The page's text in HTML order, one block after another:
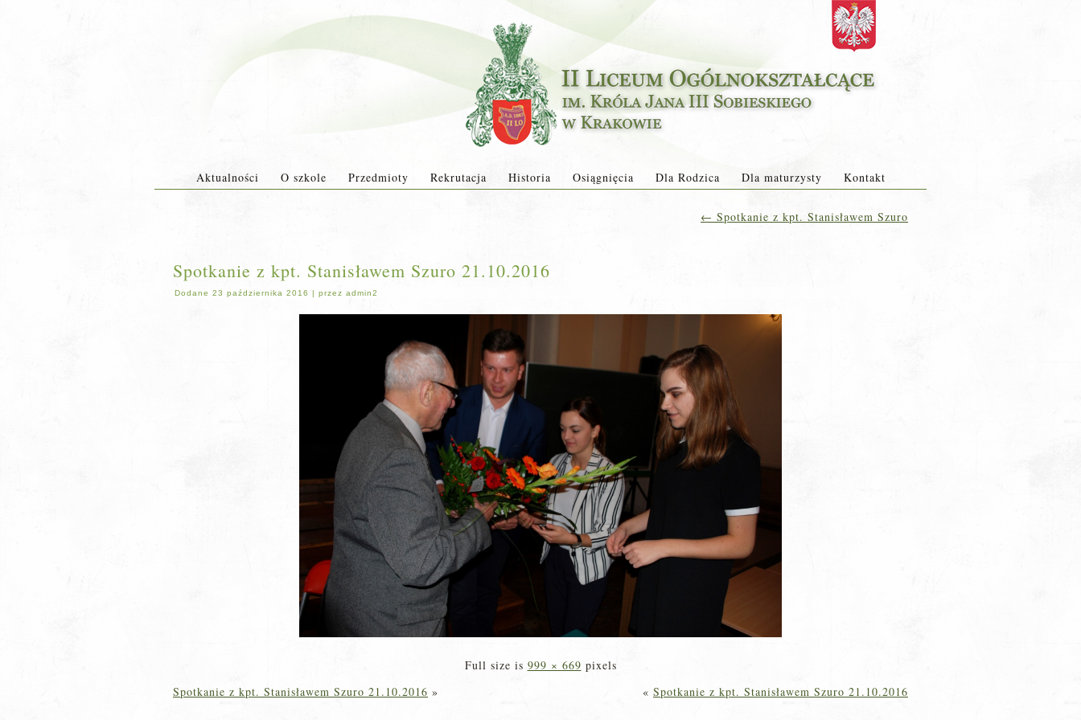
Aktualności O szkole Przedmioty Rekrutacja Historia Osiągnięcia Dla Rodzica Dla maturzysty Kontakt
← Spotkanie z kpt. Stanisławem Szuro
Spotkanie z kpt. Stanisławem Szuro 21.10.2016
Dodane 23 października 2016 | przez admin2
Full size is 999 × 669 pixels
Spotkanie z kpt. Stanisławem Szuro 21.10.2016 » « Spotkanie z kpt. Stanisławem Szuro 21.10.2016